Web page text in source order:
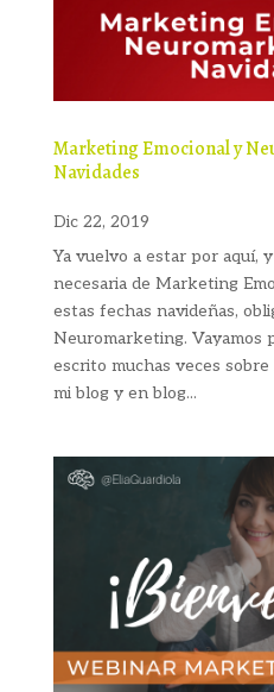
Marketing Emocional y
Navidades
Dic 22, 2019
Ya vuelvo a estar por aquí,
necesaria de Marketing
estas fechas navideñas,
Neuromarketing. Vayamos
escrito muchas veces
mi blog y en blog...